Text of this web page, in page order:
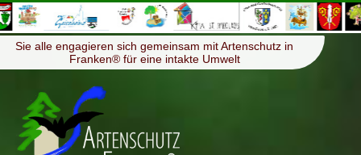
Menü ≡
Sie alle engagieren sich gemeinsam mit Artenschutz in
Franken® für eine intakte Umwelt